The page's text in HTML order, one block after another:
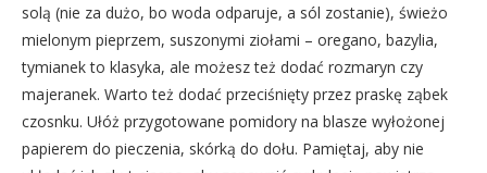
solą (nie za dużo, bo woda odparuje, a sól zostanie), świeżo
mielonym pieprzem, suszonymi ziołami – oregano, bazylia,
tymianek to klasyka, ale możesz też dodać rozmaryn czy
majeranek. Warto też dodać przeciśnięty przez praskę ząbek
czosnku. Ułóż przygotowane pomidory na blasze wyłożonej
papierem do pieczenia, skórką do dołu. Pamiętaj, aby nie